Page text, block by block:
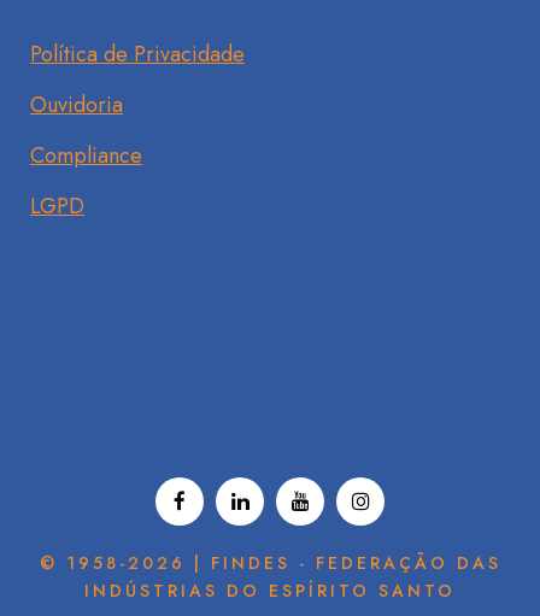
Política de Privacidade
Ouvidoria
Compliance
LGPD
© 1958-2026 | FINDES - FEDERAÇÃO DAS
INDÚSTRIAS DO ESPÍRITO SANTO